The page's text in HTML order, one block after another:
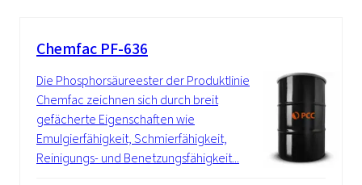
Chemfac PF-636
Die Phosphorsäureester der Produktlinie
Chemfac zeichnen sich durch breit
gefächerte Eigenschaften wie
Emulgierfähigkeit, Schmierfähigkeit,
Reinigungs- und Benetzungsfähigkeit...